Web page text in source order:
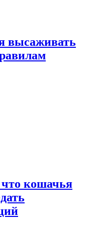
высаживать
кошачья